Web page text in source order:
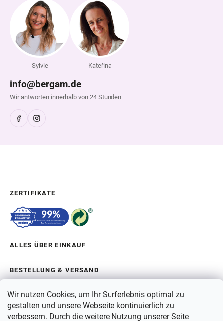
Wir nutzen Cookies, um Ihr Surferlebnis optimal zu
gestalten und unsere Webseite kontinuierlich zu
verbessern. Durch die weitere Nutzung unserer Seite
Sylvie Kateřina
info@bergam.de
Wir antworten innerhalb von 24 Stunden
ZERTIFIKATE
ALLES ÜBER EINKAUF
BESTELLUNG & VERSAND
ÜBER BERGAM